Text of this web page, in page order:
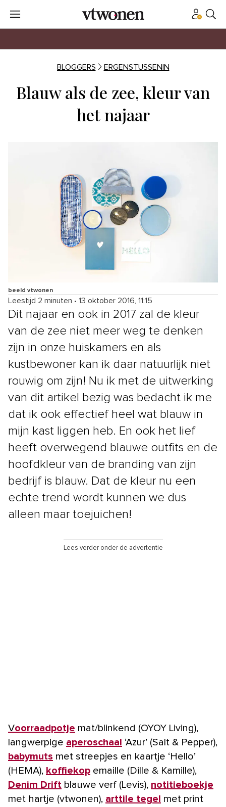
BLOGGERS ERGENSTUSSENIN
Blauw als de zee, kleur van
het najaar
beeld vtwonen
Leestijd 2 minuten • 13 oktober 2016, 11:15
Dit najaar en ook in 2017 zal de kleur
van de zee niet meer weg te denken
zijn in onze huiskamers en als
kustbewoner kan ik daar natuurlijk niet
rouwig om zijn! Nu ik met de uitwerking
van dit artikel bezig was bedacht ik me
dat ik ook effectief heel wat blauw in
mijn kast liggen heb. En ook het lief
heeft overwegend blauwe outfits en de
hoofdkleur van de branding van zijn
bedrijf is blauw. Dat de kleur nu een
echte trend wordt kunnen we dus
alleen maar toejuichen!
Lees verder onder de advertentie
Voorraadpotje mat/blinkend (OYOY Living),
langwerpige aperoschaal ‘Azur’ (Salt & Pepper),
babymuts met streepjes en kaartje ‘Hello’
(HEMA), koffiekop emaille (Dille & Kamille),
Denim Drift blauwe verf (Levis), notitieboekje
met hartje (vtwonen), arttile tegel met print